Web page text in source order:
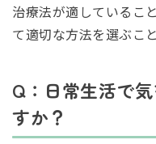
治療法が適しているこ
て適切な方法を選ぶこ
Q：日常生活で
すか？